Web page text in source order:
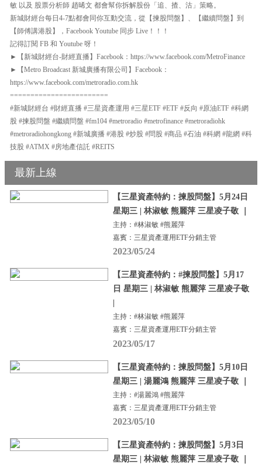
敏 以及 股票分析師 趙晞文 都會幫你拆解股份「追、揸、沽」策略。
新城財經台每日4-7點都會同你互動交流，從【揀股問盤】、【繼續問盤】到
【師傅講港股】，Facebook Youtube 同步 Live！！！
記得訂閱 FB 和 Youtube 呀！
►【新城財經台-財經直播】Facebook：https://www.facebook.com/MetroFinance
►【Metro Broadcast 新城廣播有限公司】Facebook：
https://www.facebook.com/metroradio.com.hk
========================
#新城財經台 #財經直播 #三星資產運用 #三星ETF #ETF #反向 #原油ETF #科網
股 #揀股問盤 #繼續問盤 #fm104 #metroradio #metrofinance #metroradiohk
#metroradiohongkong #新城廣播 #港股 #炒股 #問股 #商品 #石油 #科網 #龍網 #科
技股 #ATMX #房地產信託 #REITS
最新上線
【三星資產特約：揀股問盤】5月24日
星期三 | 林淑敏 熊麗萍 三星凌子敬 ｜
主持：#林淑敏 #熊麗萍
嘉賓：三星資產運用ETF分銷主管
2023/05/24
【三星資產特約：#揀股問盤】5月17
日 星期三 | 林淑敏 熊麗萍 三星凌子敬
主持：#林淑敏 #熊麗萍
嘉賓：三星資產運用ETF分銷主管
2023/05/17
【三星資產特約：揀股問盤】5月10日
星期三 | 湯麗鴻 熊麗萍 三星凌子敬 ｜
主持：#湯麗鴻 #熊麗萍
嘉賓：三星資產運用ETF分銷主管
2023/05/10
【三星資產特約：揀股問盤】5月3日
星期三 | 林淑敏 熊麗萍 三星凌子敬 ｜